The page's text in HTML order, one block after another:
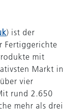
) ist der
Fertiggerichte
mit
Markt in
vier
rund 2.650
mehr als drei